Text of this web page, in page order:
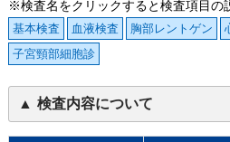
※検査名をクリックすると検査項目の
基本検査 血液検査 胸部レントゲン
子宮頸部細胞診
検査内容について